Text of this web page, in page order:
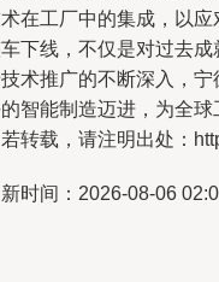
在工厂中的集成，以
下线，不仅是对过去
术推广的不断深入，
智能制造迈进，为全球
转载，请注明出处：
时间：2026-08-06